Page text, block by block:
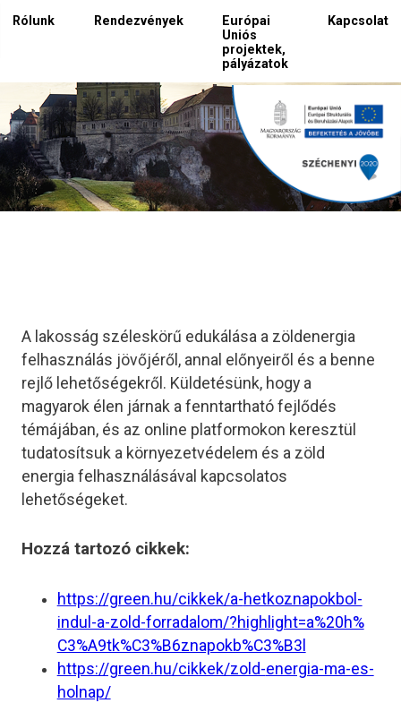
Rólunk Rendezvények
Európai
Uniós
projektek,
pályázatok
Kapcsolat
A lakosság széleskörű edukálása a zöldenergia
felhasználás jövőjéről, annal előnyeiről és a benne
rejlő lehetőségekről. Küldetésünk, hogy a
magyarok élen járnak a fenntartható fejlődés
témájában, és az online platformokon keresztül
tudatosítsuk a környezetvédelem és a zöld
energia felhasználásával kapcsolatos
lehetőségeket.
Hozzá tartozó cikkek:
https://green.hu/cikkek/a-hetkoznapokbol-
indul-a-zold-forradalom/?highlight=a%20h%
C3%A9tk%C3%B6znapokb%C3%B3l
https://green.hu/cikkek/zold-energia-ma-es-
holnap/